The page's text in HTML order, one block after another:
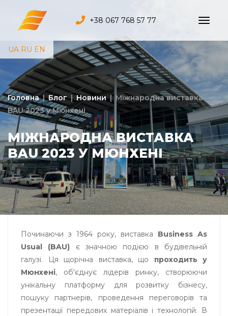
+38 067 768 57 77
UA RU EN
Головна | Блог | Новини | Міжнародна виставка
BAU 2023 у Мюнхені
МІЖНАРОДНА ВИСТАВКА
BAU 2023 У МЮНХЕНІ
Починаючи з 1964 року, виставка Business As
Usual (BAU) є значною подією в будівельній
галузі. Ця щорічна виставка, що проходить у
Мюнхені, об'єднує лідерів ринку, створюючи
унікальну платформу для розвитку бізнесу,
пошуку партнерів, проведення переговорів та
презентації передових матеріалів і технологій. В